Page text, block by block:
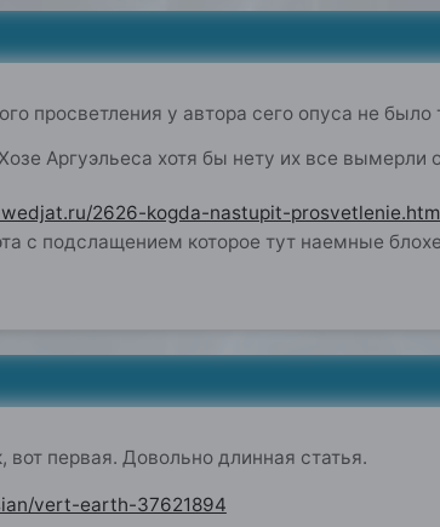
просветления у автора сего опуса не
Аргуэльеса хотя бы нету их все
2626-kogda-nastupit-
с подслащением которое тут наемные
первая. Довольно длинная статья.
vert-earth-37621894